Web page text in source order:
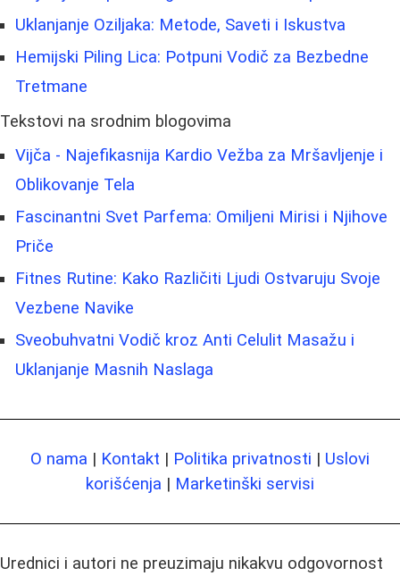
Uklanjanje Oziljaka: Metode, Saveti i Iskustva
Hemijski Piling Lica: Potpuni Vodič za Bezbedne
Tretmane
Tekstovi na srodnim blogovima
Vijča - Najefikasnija Kardio Vežba za Mršavljenje i
Oblikovanje Tela
Fascinantni Svet Parfema: Omiljeni Mirisi i Njihove
Priče
Fitnes Rutine: Kako Različiti Ljudi Ostvaruju Svoje
Vezbene Navike
Sveobuhvatni Vodič kroz Anti Celulit Masažu i
Uklanjanje Masnih Naslaga
O nama | Kontakt | Politika privatnosti | Uslovi
korišćenja | Marketinški servisi
Urednici i autori ne preuzimaju nikakvu odgovornost